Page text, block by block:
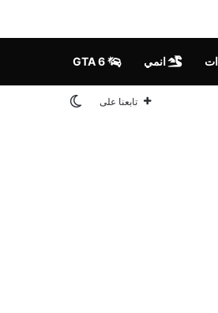
انمي
تابعنا على الوضع المظلم